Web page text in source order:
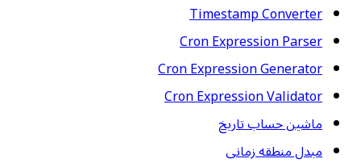
Timestamp Converter
Cron Expression Parser
Cron Expression Generator
Cron Expression Validator
ماشین حساب تاریخ
مبدل منطقه زمانی